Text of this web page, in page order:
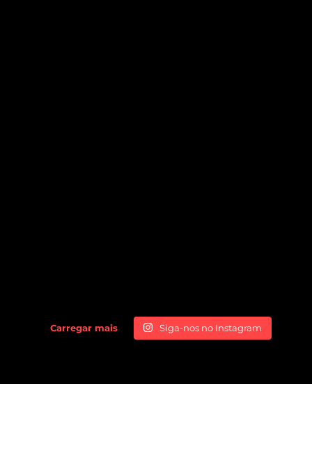
Carregar mais Siga-nos no Instagram